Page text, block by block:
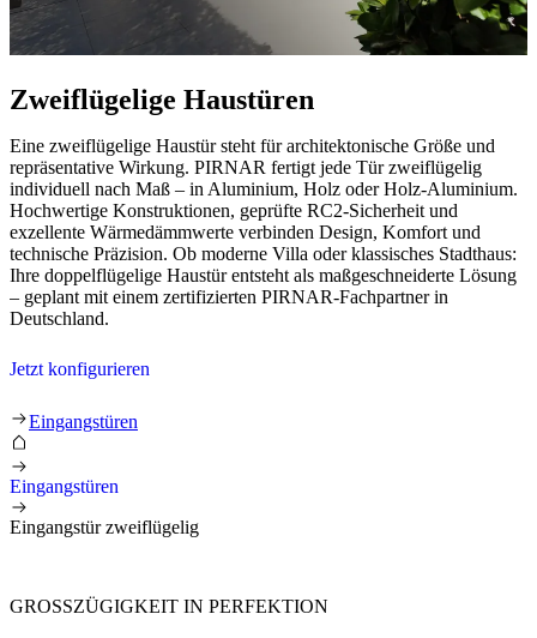
Zweiflügelige Haustüren
Eine zweiflügelige Haustür steht für architektonische Größe und
repräsentative Wirkung. PIRNAR fertigt jede Tür zweiflügelig
individuell nach Maß – in Aluminium, Holz oder Holz-Aluminium.
Hochwertige Konstruktionen, geprüfte RC2-Sicherheit und
exzellente Wärmedämmwerte verbinden Design, Komfort und
technische Präzision. Ob moderne Villa oder klassisches Stadthaus:
Ihre doppelflügelige Haustür entsteht als maßgeschneiderte Lösung
– geplant mit einem zertifizierten PIRNAR-Fachpartner in
Deutschland.
Jetzt konfigurieren
Eingangstür zweiflügelig
Eingangstüren
Eingangstüren
Eingangstür zweiflügelig
GROSSZÜGIGKEIT IN PERFEKTION